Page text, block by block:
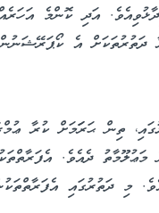
އަދި ކޮންމެ
ދަތުރުތަކަށް އެ
ދެއެވެ.
އަންނަ މަހުގެ 1 ދުވަހުއެވެ. މި